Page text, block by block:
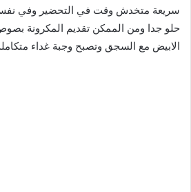
سريعة متخدش وقت في التحضير وفي
حلو جدا ومن الممكن تقديم المكرونة
الابيض مع السجق وتصبح وجبة غداء